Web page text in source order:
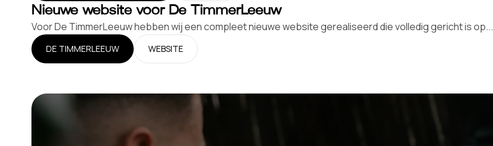
Nieuwe website voor De TimmerLeeuw
Voor De TimmerLeeuw hebben wij een compleet nieuwe website gerealiseerd die volledig gericht is op...
DE TIMMERLEEUW WEBSITE